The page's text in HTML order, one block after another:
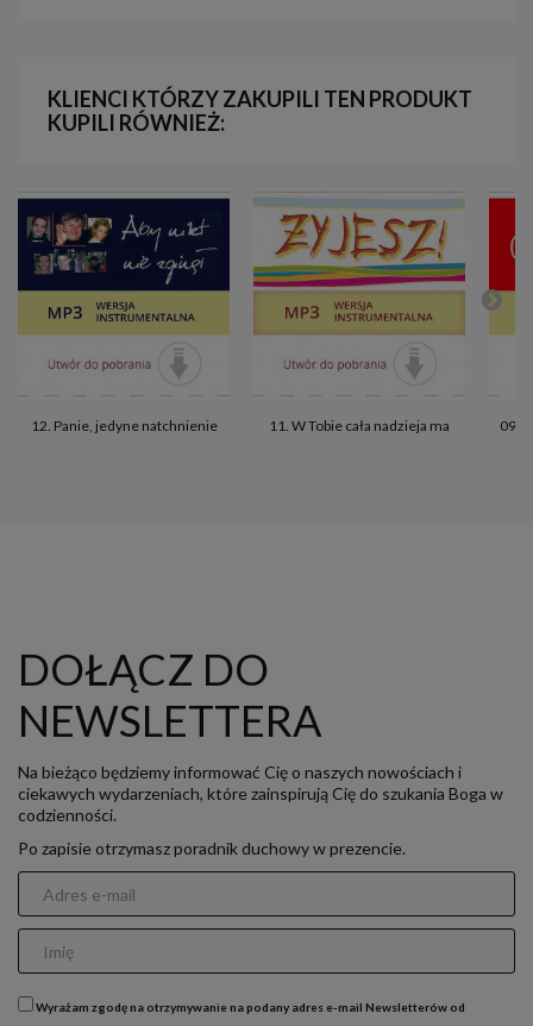
KLIENCI KTÓRZY ZAKUPILI TEN PRODUKT
KUPILI RÓWNIEŻ:
12. Panie, jedyne natchnienie 11. W Tobie cała nadzieja ma 09.
DOŁĄCZ DO
NEWSLETTERA
Na bieżąco będziemy informować Cię o naszych nowościach i
ciekawych wydarzeniach, które zainspirują Cię do szukania Boga w
codzienności.
Po zapisie otrzymasz poradnik duchowy w prezencie.
Wyrażam zgodę na otrzymywanie na podany adres e-mail Newsletterów od